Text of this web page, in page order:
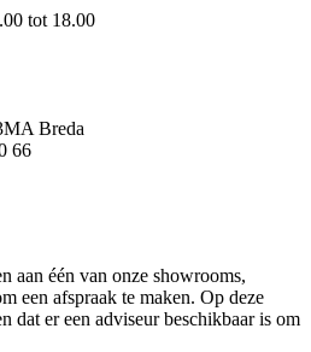
tot 18.00
Breda
66
aan één van onze showrooms,
een afspraak te maken. Op deze
dat er een adviseur beschikbaar is om